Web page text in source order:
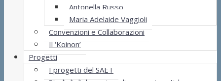
Antonella Russo
Maria Adelaide Vaggioli
Convenzioni e Collaborazioni
Il ‘Koinon’
Progetti
I progetti del SAET